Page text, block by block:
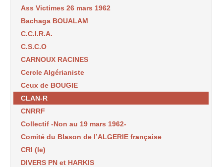
Ass Victimes 26 mars 1962
Bachaga BOUALAM
C.C.I.R.A.
C.S.C.O
CARNOUX RACINES
Cercle Algérianiste
Ceux de BOUGIE
CLAN-R
CNRRF
Collectif -Non au 19 mars 1962-
Comité du Blason de l’ALGERIE française
CRI (le)
DIVERS PN et HARKIS